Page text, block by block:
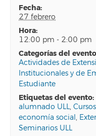
fecha:
27 febrero
hora:
12:00 pm - 2:00 pm
categorías del
Actividades de
Institucionales y de
Estudiante
etiquetas del evento:
alumnado ULL,
economía social,
Seminarios ULL